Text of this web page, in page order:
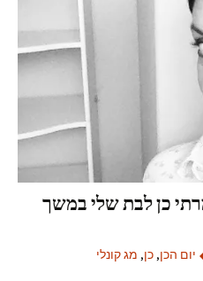
כן לבת שלי במשך
יום הכן, כן, מג קונלי